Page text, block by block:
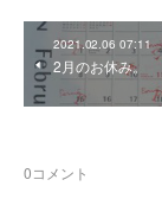
2021.02.06 07:11
2月のお休み。
0コメント